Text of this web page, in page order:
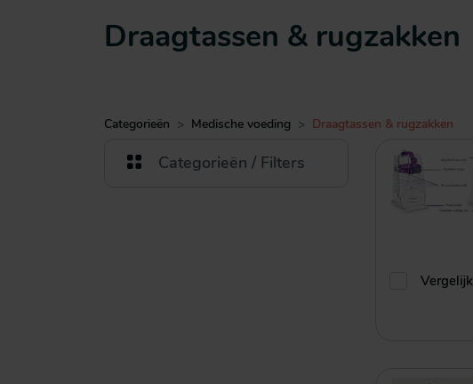
Draagtassen & rugzakken
Categorieën Medische voeding Draagtassen & rugzakken
Categorieën / Filters
Vergelijk